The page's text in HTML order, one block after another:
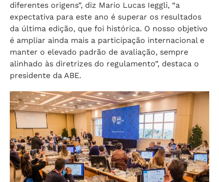
diferentes origens”, diz Mario Lucas Ieggli, “a
expectativa para este ano é superar os resultados
da última edição, que foi histórica. O nosso objetivo
é ampliar ainda mais a participação internacional e
manter o elevado padrão de avaliação, sempre
alinhado às diretrizes do regulamento”, destaca o
presidente da ABE.